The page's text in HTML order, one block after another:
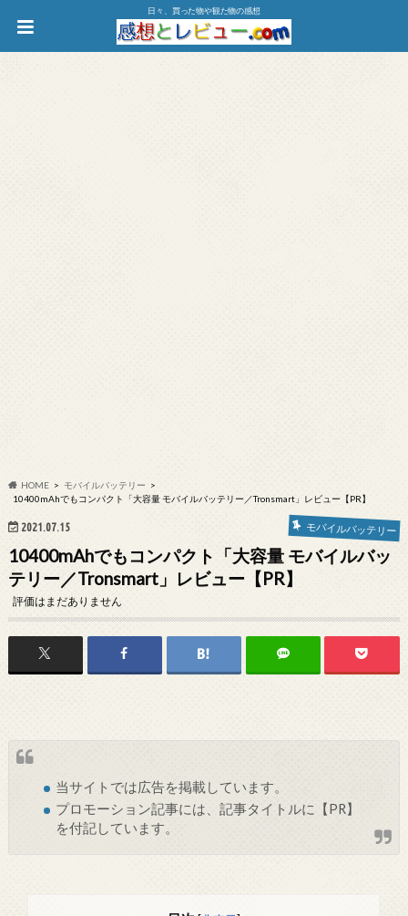
日々、買った物や観た物の感想
HOME
モバイルバッテリー
10400mAhでもコンパクト「大容量 モバイルバッテリー／Tronsmart」レビュー【PR】
2021.07.15 モバイルバッテリー
10400mAhでもコンパクト「大容量 モバイルバッ
テリー／Tronsmart」レビュー【PR】
評価はまだありません
当サイトでは広告を掲載しています。
プロモーション記事には、記事タイトルに【PR】
を付記しています。